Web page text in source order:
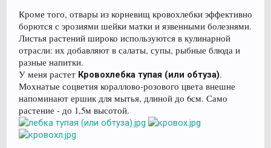
Кроме того, отвары из корневищ кровохлебки эффективно
борются с эрозиями шейки матки и язвенными болезнями.
Листья растений широко используются в кулинарной
отрасли: их добавляют в салаты, супы, рыбные блюда и
разные напитки.
У меня растет Кровохлебка тупая (или обтуза).
Мохнатые соцветия кораллово-розового цвета внешне
напоминают ершик для мытья, длиной до 6см. Само
растение - до 1,5м высотой.